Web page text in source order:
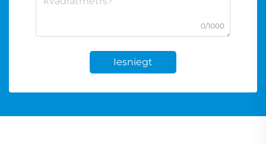
0/1000
Iesniegt